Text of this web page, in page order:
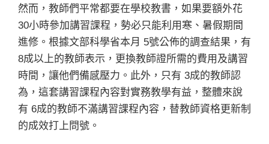
然而，教師們平常都要在學校教書，如果要額外花
30小時參加講習課程，勢必只能利用寒、暑假期間
進修。根據文部科學省本月 5號公佈的調查結果，有
8成以上的教師表示，更換教師證所需的費用及講習
時間，讓他們備感壓力。此外，只有 3成的教師認
為，這套講習課程內容對實務教學有益，整體來說
有 6成的教師不滿講習課程內容，替教師資格更新制
的成效打上問號。